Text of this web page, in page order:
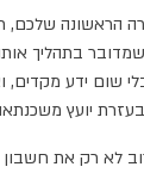
הראשונה שלכם,
בתהליך
שום ידע מקדים,
יועץ
לא רק את חשבון